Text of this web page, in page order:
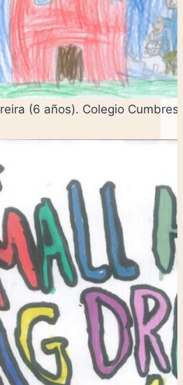
(6 años). Colegio